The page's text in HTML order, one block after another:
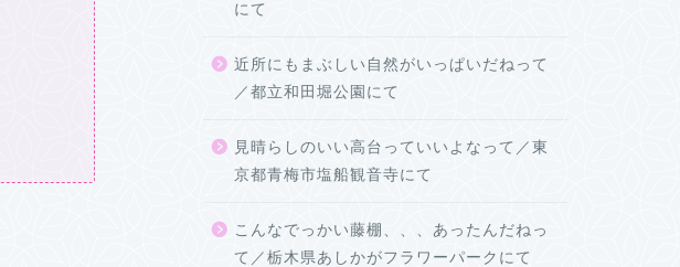
にて
近所にもまぶしい自然がいっぱいだねって
／都立和田堀公園にて
見晴らしのいい高台っていいよなって／東
京都青梅市塩船観音寺にて
こんなでっかい藤棚、、、あったんだねっ
て／栃木県あしかがフラワーパークにて